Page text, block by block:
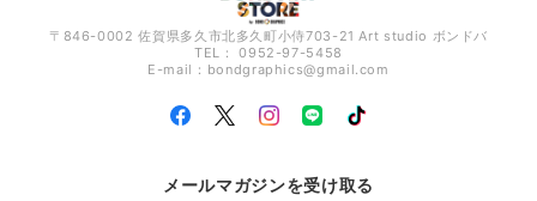
〒846-0002 佐賀県多久市北多久町小侍703-21 Art studio ボンドバ
TEL： 0952-97-5458
E-mail： bondgraphics@gmail.com
メールマガジンを受け取る